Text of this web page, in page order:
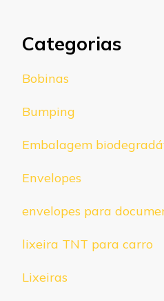
Categorias
Bobinas
Bumping
Embalagem
Envelopes
envelopes para
lixeira TNT para carro
Lixeiras